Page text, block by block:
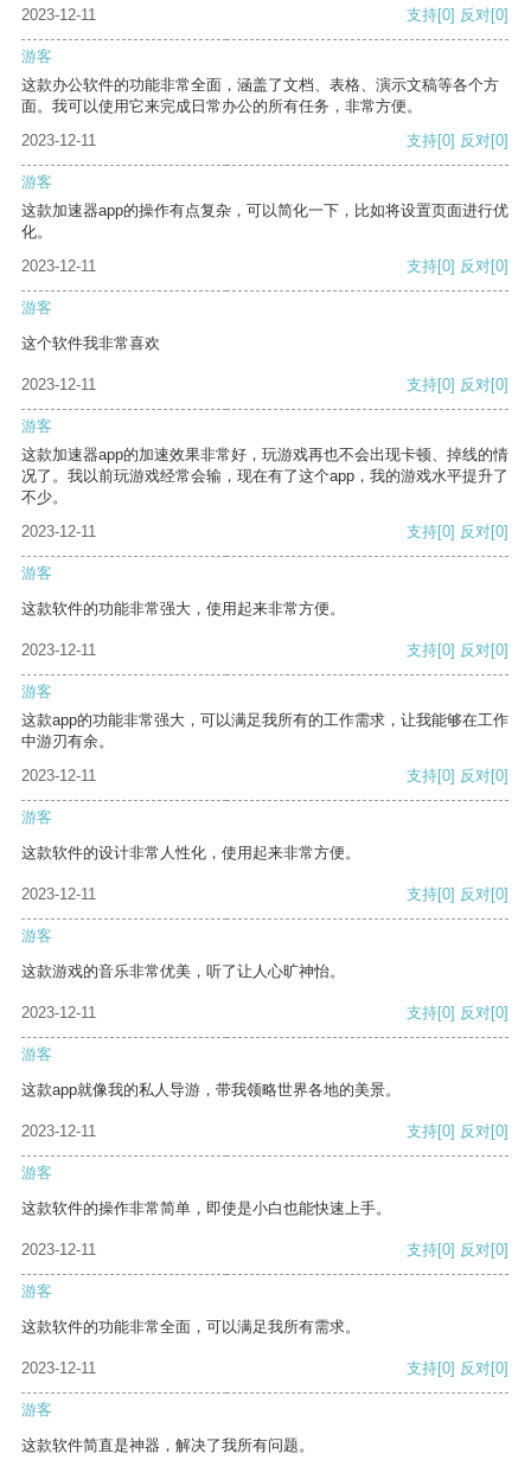
2023-12-11 支持[0] 反对[0]
游客
这款办公软件的功能非常全面，涵盖了文档、表格、演示文稿等各个方
面。我可以使用它来完成日常办公的所有任务，非常方便。
2023-12-11
支持[0] 反对[0]
游客
这款加速器app的操作有点复杂，可以简化一下，比如将设置页面进行优
化。
2023-12-11
支持[0] 反对[0]
游客
这个软件我非常喜欢
2023-12-11 支持[0] 反对[0]
游客
这款加速器app的加速效果非常好，玩游戏再也不会出现卡顿、掉线的情
况了。我以前玩游戏经常会输，现在有了这个app，我的游戏水平提升了
不少。
2023-12-11
支持[0] 反对[0]
游客
这款软件的功能非常强大，使用起来非常方便。
2023-12-11 支持[0] 反对[0]
游客
这款app的功能非常强大，可以满足我所有的工作需求，让我能够在工作
中游刃有余。
2023-12-11
支持[0] 反对[0]
游客
这款软件的设计非常人性化，使用起来非常方便。
2023-12-11 支持[0] 反对[0]
游客
这款游戏的音乐非常优美，听了让人心旷神怡。
2023-12-11 支持[0] 反对[0]
游客
这款app就像我的私人导游，带我领略世界各地的美景。
2023-12-11 支持[0] 反对[0]
游客
这款软件的操作非常简单，即使是小白也能快速上手。
2023-12-11 支持[0] 反对[0]
游客
这款软件的功能非常全面，可以满足我所有需求。
2023-12-11 支持[0] 反对[0]
游客
这款软件简直是神器，解决了我所有问题。